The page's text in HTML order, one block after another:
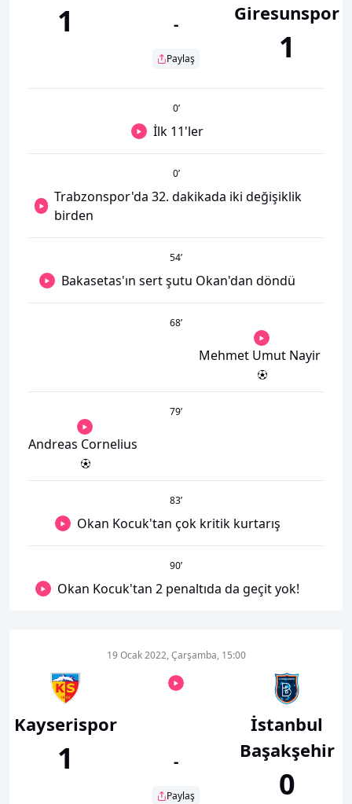
1 -
Paylaş
Giresunspor
1
0’
İlk 11'ler
0’
Trabzonspor'da 32. dakikada iki değişiklik
birden
54’
Bakasetas'ın sert şutu Okan'dan döndü
68’
Mehmet Umut Nayir
79’
Andreas Cornelius
83’
Okan Kocuk'tan çok kritik kurtarış
90’
Okan Kocuk'tan 2 penaltıda da geçit yok!
Kayserispor
1
19 Ocak 2022, Çarşamba, 15:00
-
Paylaş
İstanbul
Başakşehir
0